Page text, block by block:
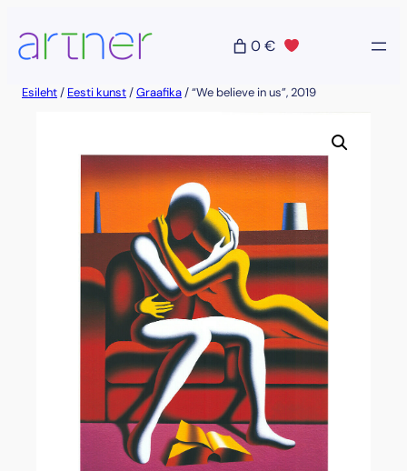
sisu
juurde
0 €
Esileht/ Eesti kunst/Graafika/ “We believe in us”, 2019